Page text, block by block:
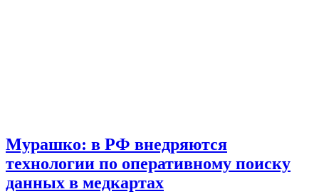
Мурашко: в РФ внедряются
технологии по оперативному поиску
данных в медкартах